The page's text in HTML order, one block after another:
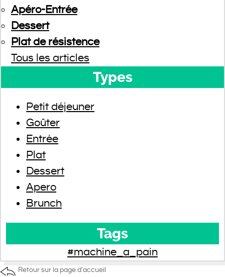
Apéro-Entrée
Dessert
Plat de résistence
Tous les articles
Types
Petit déjeuner
Goûter
Entrée
Plat
Dessert
Apero
Brunch
Tags
#machine_a_pain
Retour sur la page d'accueil